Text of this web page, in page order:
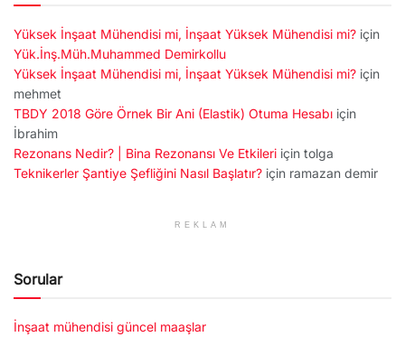
Yüksek İnşaat Mühendisi mi, İnşaat Yüksek Mühendisi mi? için
Yük.İnş.Müh.Muhammed Demirkollu
Yüksek İnşaat Mühendisi mi, İnşaat Yüksek Mühendisi mi? için
mehmet
TBDY 2018 Göre Örnek Bir Ani (Elastik) Otuma Hesabı için
İbrahim
Rezonans Nedir? | Bina Rezonansı Ve Etkileri için tolga
Teknikerler Şantiye Şefliğini Nasıl Başlatır? için ramazan demir
REKLAM
Sorular
İnşaat mühendisi güncel maaşlar